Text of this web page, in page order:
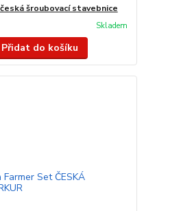
šroubovací stavebnice
Skladem
Přidat do košíku